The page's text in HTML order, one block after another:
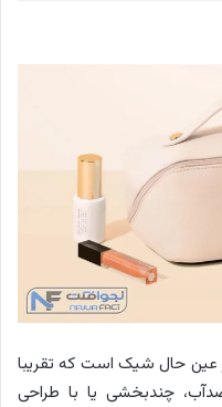
عین حال شیک است که تقریبا
چندبخشی یا با طراحی